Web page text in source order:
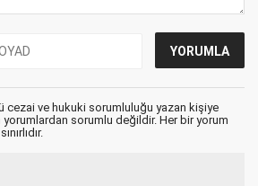
cezai ve hukuki sorumluluğu yazan kişiye
yorumlardan sorumlu değildir. Her bir yorum